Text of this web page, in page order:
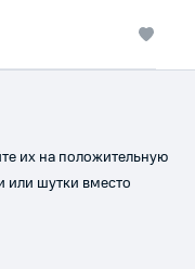
их на положительную
или шутки вместо